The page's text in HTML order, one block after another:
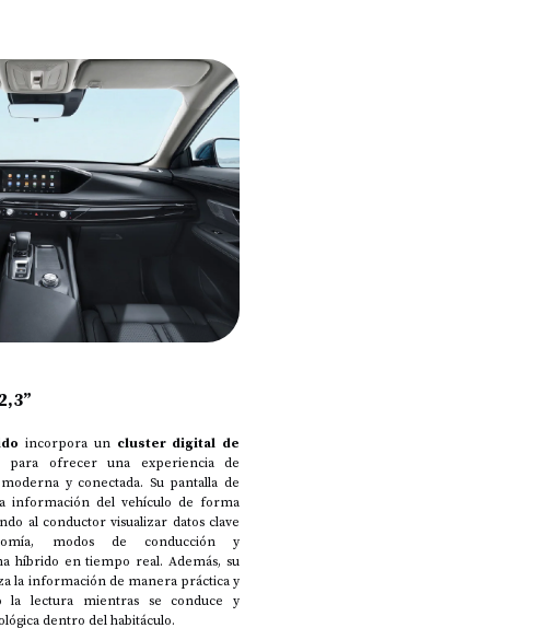
incorpora un cluster digital de
para ofrecer una experiencia de
y conectada. Su pantalla de
información del vehículo de forma
al conductor visualizar datos clave
modos de conducción y
híbrido en tiempo real. Además, su
la información de manera práctica y
la lectura mientras se conduce y
dentro del habitáculo.